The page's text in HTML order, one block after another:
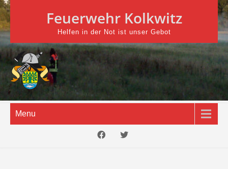
Skip
to
content
Feuerwehr Kolkwitz
Helfen in der Not ist unser Gebot
Menu